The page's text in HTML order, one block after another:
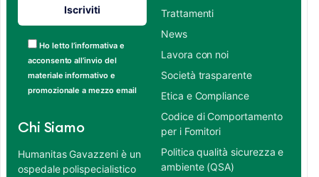
Ho letto l’informativa e
acconsento all’invio del
materiale informativo e
promozionale a mezzo email
Chi Siamo
Humanitas Gavazzeni è un
ospedale polispecialistico
Trattamenti
News
Lavora con noi
Società trasparente
Etica e Compliance
Codice di Comportamento
per i Fornitori
Politica qualità sicurezza e
ambiente (QSA)